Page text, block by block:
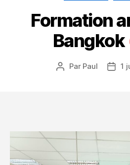
Formation
Bangkok
Auteur
Par Paul
Date
1